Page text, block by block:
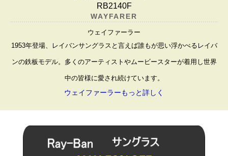
RB2140F
WAYFARER
ウェイファーラー
1953年登場、レイバンサングラスと言えば誰もが思い浮かべるレイバ
ンの鉄板モデル。多くのアーティストやムービースターが着用し世界
中の皆様に愛され続けています。
ウェイファーラーもっと詳しく